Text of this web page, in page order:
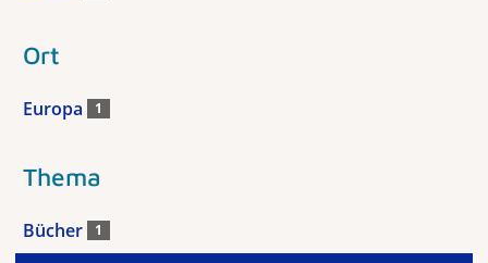
Ort
Europa 1
Thema
Bücher 1